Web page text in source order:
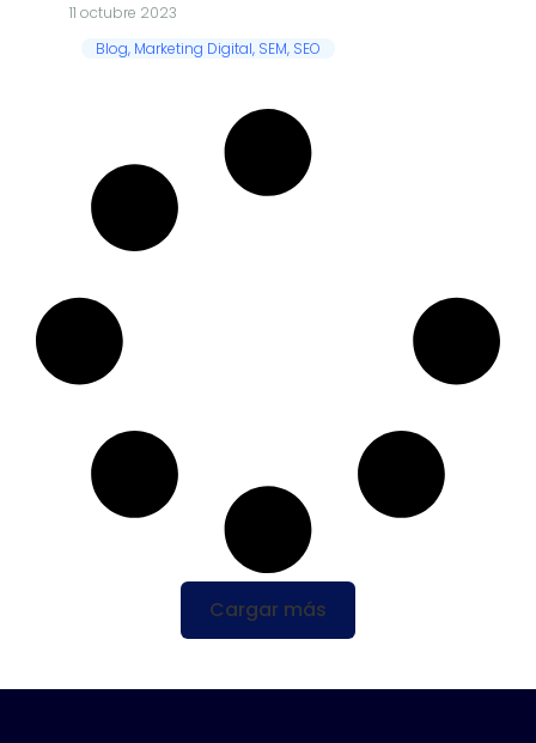
11 octubre 2023
Blog, Marketing Digital, SEM, SEO
Cargar más